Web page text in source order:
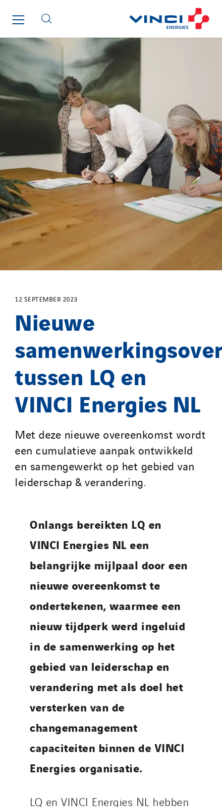
12 SEPTEMBER 2023
Nieuwe
tussen LQ en
VINCI Energies NL
Met deze nieuwe overeenkomst wordt
een cumulatieve aanpak ontwikkeld
en samengewerkt op het gebied van
leiderschap & verandering.
Onlangs bereikten LQ en
VINCI Energies NL een
belangrijke mijlpaal door een
nieuwe overeenkomst te
ondertekenen, waarmee een
nieuw tijdperk werd ingeluid
in de samenwerking op het
gebied van leiderschap en
verandering met als doel het
versterken van de
changemanagement
capaciteiten binnen de VINCI
Energies organisatie.
LQ en VINCI Energies NL hebben